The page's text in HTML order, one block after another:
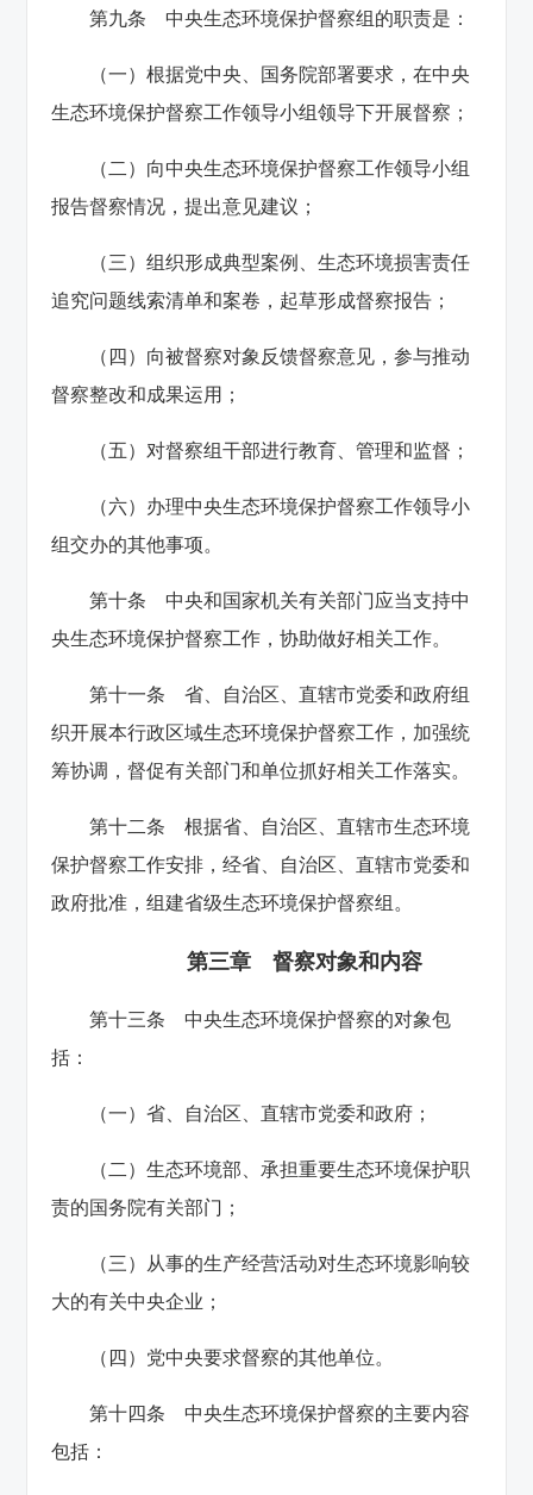
第九条 中央生态环境保护督察组的职责是：
（一）根据党中央、国务院部署要求，在中央
生态环境保护督察工作领导小组领导下开展督察；
（二）向中央生态环境保护督察工作领导小组
报告督察情况，提出意见建议；
（三）组织形成典型案例、生态环境损害责任
追究问题线索清单和案卷，起草形成督察报告；
（四）向被督察对象反馈督察意见，参与推动
督察整改和成果运用；
（五）对督察组干部进行教育、管理和监督；
（六）办理中央生态环境保护督察工作领导小
组交办的其他事项。
第十条 中央和国家机关有关部门应当支持中
央生态环境保护督察工作，协助做好相关工作。
第十一条 省、自治区、直辖市党委和政府组
织开展本行政区域生态环境保护督察工作，加强统
筹协调，督促有关部门和单位抓好相关工作落实。
第十二条 根据省、自治区、直辖市生态环境
保护督察工作安排，经省、自治区、直辖市党委和
政府批准，组建省级生态环境保护督察组。
第三章 督察对象和内容
第十三条 中央生态环境保护督察的对象包
括：
（一）省、自治区、直辖市党委和政府；
（二）生态环境部、承担重要生态环境保护职
责的国务院有关部门；
（三）从事的生产经营活动对生态环境影响较
大的有关中央企业；
（四）党中央要求督察的其他单位。
第十四条 中央生态环境保护督察的主要内容
包括：